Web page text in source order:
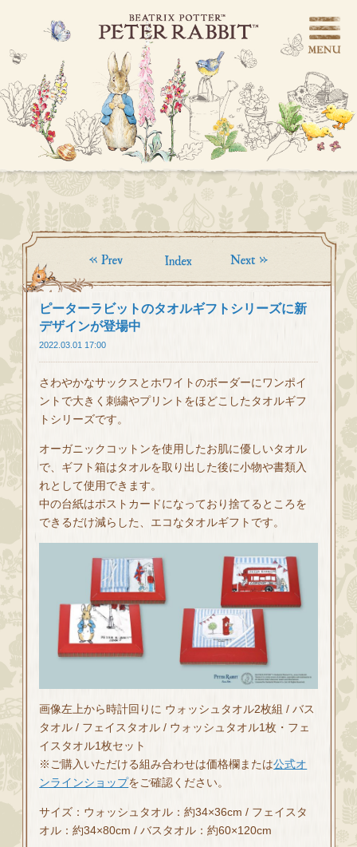
ピーターラビットのタオルギフトシリーズに新
デザインが登場中
2022.03.01 17:00
さわやかなサックスとホワイトのボーダーにワンポイ
ントで大きく刺繍やプリントをほどこしたタオルギフ
トシリーズです。
オーガニックコットンを使用したお肌に優しいタオル
で、ギフト箱はタオルを取り出した後に小物や書類入
れとして使用できます。
中の台紙はポストカードになっており捨てるところを
できるだけ減らした、エコなタオルギフトです。
画像左上から時計回りに ウォッシュタオル2枚組 / バス
タオル / フェイスタオル / ウォッシュタオル1枚・フェ
イスタオル1枚セット
※ご購入いただける組み合わせは価格欄または公式オ
ンラインショップをご確認ください。
サイズ：ウォッシュタオル：約34×36cm / フェイスタ
オル：約34×80cm / バスタオル：約60×120cm